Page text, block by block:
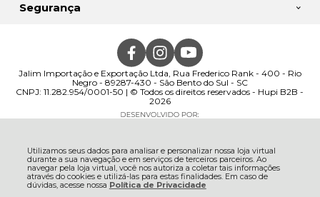
Utilizamos seus dados para analisar e personalizar nossa loja virtual
durante a sua navegação e em serviços de terceiros parceiros. Ao
navegar pela loja virtual, você nos autoriza a coletar tais informações
através do cookies e utilizá-las para estas finalidades. Em caso de
dúvidas, acesse nossa Política de Privacidade
Segurança
Jalim Importação e Exportação Ltda, Rua Frederico Rank - 400 - Rio
Negro - 89287-430 - São Bento do Sul - SC
CNPJ: 11.282.954/0001-50 | © Todos os direitos reservados - Hupi B2B -
2026